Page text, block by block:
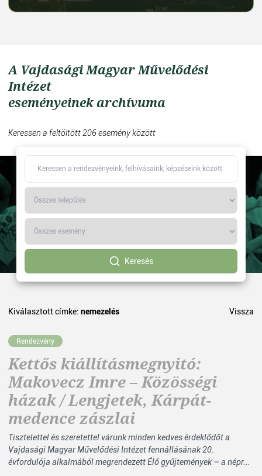
A Vajdasági Magyar Művelődési
Intézet
eseményeinek archívuma
Keressen a feltöltött 206 esemény között
Keresés
Kiválasztott címke: nemezelés Vissza
Rendezvény
Kettős kiállításmegnyitó:
Makovecz Imre – Közösségi
házak / Lengjetek, Kárpát-
medence zászlai
Tisztelettel és szeretettel várunk minden kedves érdeklődőt a
Vajdasági Magyar Művelődési Intézet fennállásának 20.
évfordulója alkalmából megrendezett Élő gyűjtemények – a népr...